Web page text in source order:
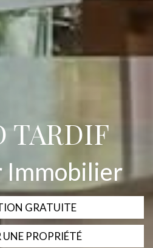
TARDIF
Immobilier
GRATUITE
PROPRIÉTÉ